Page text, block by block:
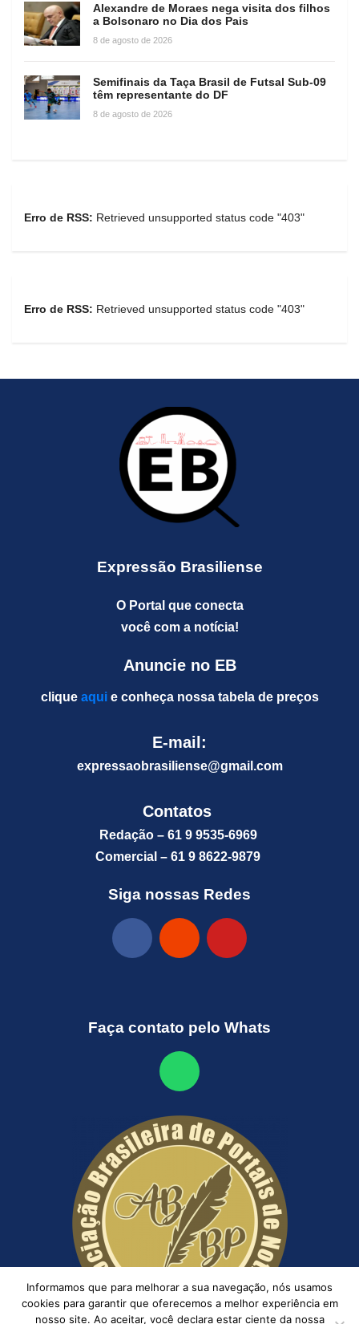
Alexandre de Moraes nega visita dos filhos
a Bolsonaro no Dia dos Pais
8 de agosto de 2026
Semifinais da Taça Brasil de Futsal Sub-09
têm representante do DF
8 de agosto de 2026
Erro de RSS: Retrieved unsupported status code "403"
Erro de RSS: Retrieved unsupported status code "403"
Expressão Brasiliense
O Portal que conecta
você com a notícia!
Anuncie no EB
clique aquie conheça nossa tabela de preços
E-mail:
expressaobrasiliense@gmail.com
Contatos
Redação – 61 9 9535-6969
Comercial – 61 9 8622-9879
Siga nossas Redes
Faça contato pelo Whats
Informamos que para melhorar a sua navegação, nós usamos
cookies para garantir que oferecemos a melhor experiência em
nosso site. Ao aceitar, você declara estar ciente da nossa